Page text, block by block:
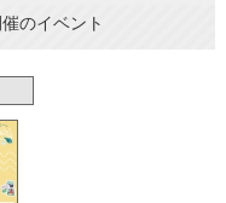
のイベント